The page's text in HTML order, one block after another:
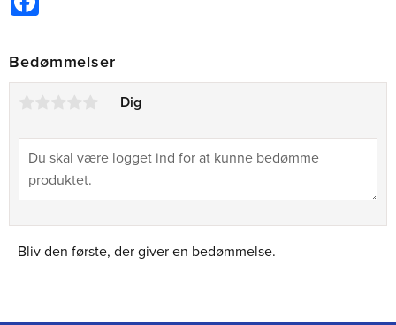
Bedømmelser
Dig
Bliv den første, der giver en bedømmelse.